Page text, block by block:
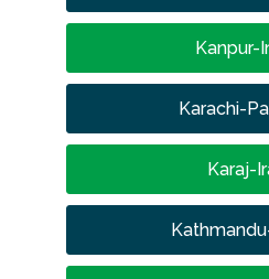
Kanpur-
Karachi-
Karaj-